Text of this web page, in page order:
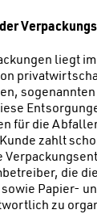
liegt im
für die
zahlt
die
Papier-
zu